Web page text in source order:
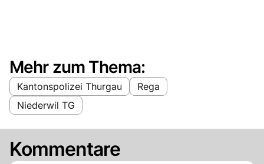
Mehr zum Thema:
Kantonspolizei Thurgau
Rega
Niederwil TG
Kommentare